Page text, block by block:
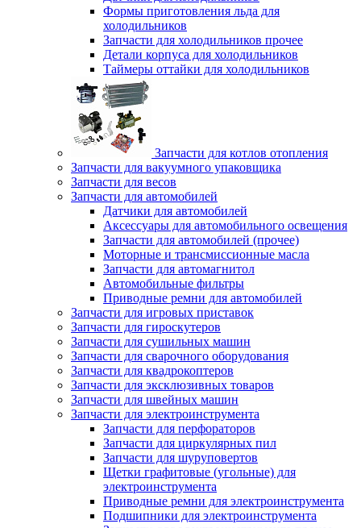
Формы приготовления льда для
холодильников
Запчасти для холодильников прочее
Детали корпуса для холодильников
Таймеры оттайки для холодильников
Запчасти для котлов отопления
Запчасти для вакуумного упаковщика
Запчасти для весов
Запчасти для автомобилей
Датчики для автомобилей
Аксессуары для автомобильного освещения
Запчасти для автомобилей (прочее)
Моторные и трансмиссионные масла
Запчасти для автомагнитол
Автомобильные фильтры
Приводные ремни для автомобилей
Запчасти для игровых приставок
Запчасти для гироскутеров
Запчасти для сушильных машин
Запчасти для сварочного оборудования
Запчасти для квадрокоптеров
Запчасти для эксклюзивных товаров
Запчасти для швейных машин
Запчасти для электроинструмента
Запчасти для перфораторов
Запчасти для циркулярных пил
Запчасти для шуруповертов
Щетки графитовые (угольные) для
электроинструмента
Приводные ремни для электроинструмента
Подшипники для электроинструмента